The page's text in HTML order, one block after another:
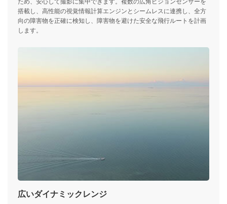
搭載し、高性能の視覚情報計算エンジンとシームレスに連携し、全方
向の障害物を正確に検知し、障害物を避けた安全な飛行ルートを計画
します。
広いダイナミックレンジ